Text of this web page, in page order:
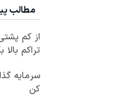
مطالب
از کم
تراکم بالا
سرمایه
کن